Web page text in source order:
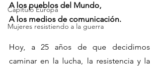
Capítulo Europa
Mujeres resistiendo a la guerra
A los pueblos del Mundo,
A los medios de comunicación.
Hoy, a 25 años de que decidimos
caminar en la lucha, la resistencia y la